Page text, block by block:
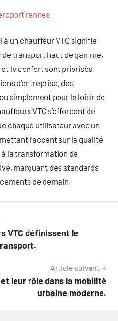
rennes
un chauffeur VTC signifie
transport haut de gamme,
le confort sont priorisés.
d’entreprise, des
simplement pour le loisir de
VTC s’efforcent de
chaque utilisateur avec un
l’accent sur la qualité
la transformation de
marquant des standards
de demain.
VTC définissent le
Article suivant
leur rôle dans la mobilité
urbaine moderne.